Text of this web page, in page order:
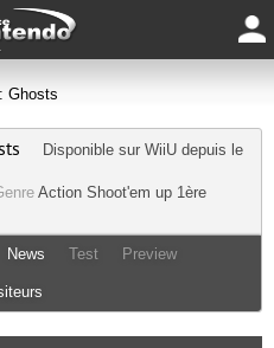
Ghosts
Disponible sur WiiU depuis le
Action Shoot'em up 1ère
News Test Preview